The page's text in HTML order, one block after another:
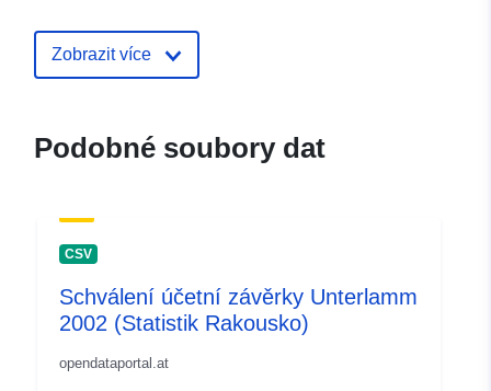
Zobrazit více
Podobné soubory dat
CSV
Schválení účetní závěrky Unterlamm
2002 (Statistik Rakousko)
opendataportal.at